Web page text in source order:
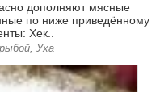
дополняют мясные
по ниже приведённому
Хек..
Уха